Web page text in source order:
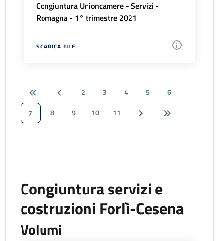
Congiuntura Unioncamere - Servizi -
Romagna - 1° trimestre 2021
SCARICA FILE
2 3 4 5
6
7
8 9 10 11
Congiuntura servizi e
costruzioni Forlì-Cesena
Volumi